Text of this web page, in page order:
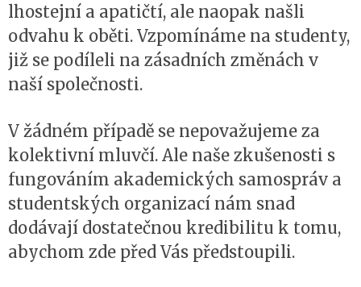
lhostejní a apatičtí, ale naopak našli
odvahu k oběti. Vzpomínáme na studenty,
již se podíleli na zásadních změnách v
naší společnosti.
V žádném případě se nepovažujeme za
kolektivní mluvčí. Ale naše zkušenosti s
fungováním akademických samospráv a
studentských organizací nám snad
dodávají dostatečnou kredibilitu k tomu,
abychom zde před Vás předstoupili.